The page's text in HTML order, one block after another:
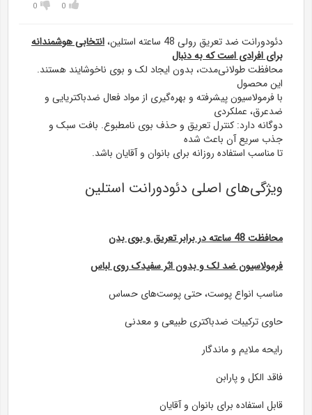
0
0
دئودورانت ضد تعریق رولی 48 ساعته استلین،
انتخابی هوشمندانه
برای افرادی است که به دنبال
محافظت طولانی‌مدت، بدون ایجاد لک و بوی ناخوشایندهستند.
این محصول
با فرمولاسیون پیشرفته و بهره‌گیری از مواد فعال ضدباکتریایی و
ضدعرق، عملکردی
دوگانه دارد: کنترل تعریق و حذف بوی نامطبوع. بافت سبک و
جذب سریع آن باعث شده
تا مناسب استفاده روزانه برای بانوان و آقایان باشد.
ویژگی‌های اصلی دئودورانت استلین
محافظت 48 ساعته در برابر تعریق و بوی بدن
فرمولاسیون ضد لک و بدون اثر سفیدک روی لباس
مناسب انواع پوست، حتی پوست‌های حساس
حاوی ترکیبات ضدباکتری طبیعی و معدنی
رایحه ملایم و ماندگار
فاقد الکل و پارابن
قابل استفاده برای بانوان و آقایان